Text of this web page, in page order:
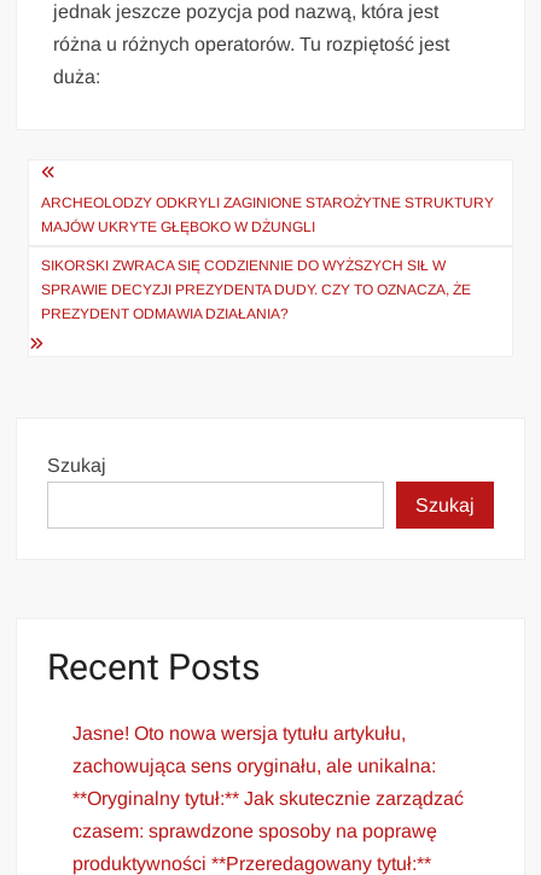
jednak jeszcze pozycja pod nazwą, która jest
różna u różnych operatorów. Tu rozpiętość jest
duża:
Nawigacja
wpisu
ARCHEOLODZY ODKRYLI ZAGINIONE STAROŻYTNE STRUKTURY
MAJÓW UKRYTE GŁĘBOKO W DŻUNGLI
SIKORSKI ZWRACA SIĘ CODZIENNIE DO WYŻSZYCH SIŁ W
SPRAWIE DECYZJI PREZYDENTA DUDY. CZY TO OZNACZA, ŻE
PREZYDENT ODMAWIA DZIAŁANIA?
Szukaj
Szukaj
Recent Posts
Jasne! Oto nowa wersja tytułu artykułu,
zachowująca sens oryginału, ale unikalna:
**Oryginalny tytuł:** Jak skutecznie zarządzać
czasem: sprawdzone sposoby na poprawę
produktywności **Przeredagowany tytuł:**